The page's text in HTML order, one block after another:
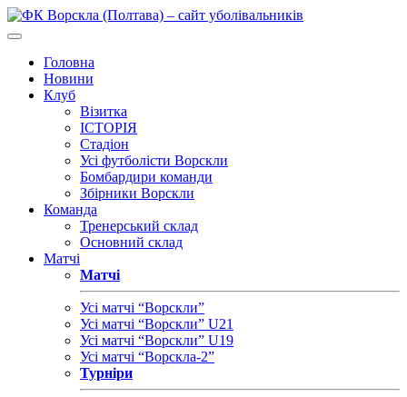
Головна
Новини
Клуб
Візитка
ІСТОРІЯ
Стадіон
Усі футболісти Ворскли
Бомбардири команди
Збірники Ворскли
Команда
Тренерський склад
Основний склад
Матчі
Матчі
Усі матчі “Ворскли”
Усі матчі “Ворскли” U21
Усі матчі “Ворскли” U19
Усі матчі “Ворскла-2”
Турніри